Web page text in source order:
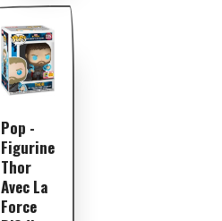
Pop -
Figurine
Thor
Avec La
Force